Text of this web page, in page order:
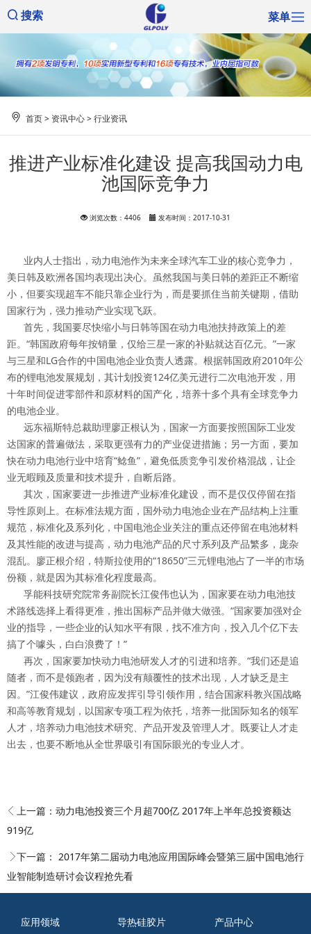
搜索 菜单
首页> 资讯中心>行业资讯
推进产业标准化建设 提高我国动力电
池国际竞争力
浏览次数：4406 发布时间：2017-10-31
业内人士指出，动力电池作为未来全球汽车工业的核心竞争力，
美日韩及欧洲各国均表现出决心。虽然我国与美日韩的差距正不断缩
小，但要实现超车不能只靠企业行为，而是要抓住当前关键期，借助
国家行为，强力推动产业实现飞跃。
首先，我国要尽快缩小与日韩等国在动力电池扶持政策上的差
距。“韩国政府每年按销量，仅给三星一家的补贴就达百亿元。”一家
与三星和LG合作的中国电池企业负责人透露。根据韩国政府2010年公
布的锂电池发展规划，其计划投资124亿美元进行二次电池开发，用
十年时间促进零部件和原材料的国产化，培养十多个具有全球竞争力
的电池企业。
远东福斯特总裁助理廖正根认为，国家一方面要按照国际工业发
达国家的普遍做法，采取更强有力的产业促进措施；另一方面，要加
快在动力电池行业中培育“鲶鱼”，避免低质竞争引发价格混战，让企
业无暇顾及质量和技术提升，自断后路。
其次，国家要进一步推进产业标准化建设，而不是仅仅停留在指
导性原则上。在标准法规方面，国外动力电池企业在产品结构上注重
规范，标准化及系列化，中国电池企业关注的重点还停留在电池材料
及其性能的改进与提高，动力电池产品的尺寸系列及产品繁多，庞杂
混乱。廖正根介绍，特斯拉使用的“18650”三元锂电池占了一半的市场
份额，就是因为其标准化程度最高。
孚能科技研究院常务副院长江俊伟也认为，国家要在动力电池技
术路线选择上看得更准，推出国标产品并做大做强。“国家要加强对企
业的指导，一些企业的认知水平有限，找不准方向，投入几个亿下去
搞了个噱头，白白浪费了！”
再次，国家要加快动力电池研发人才的引进和培养。“我们还是追
随者，而不是领跑者，因为没有颠覆性的技术出现，人才缺乏是主
因。”江俊伟建议，政府应发挥引导引领作用，结合国家科教兴国战略
和高等教育规划，以国家专项工程为依托，培养一批国际知名的领军
人才，培养动力电池技术研究、产品开发及管理人才。既要让人才走
出去，也要不断地从全世界吸引有国际眼光的专业人才。
上一篇： 动力电池投资三个月超700亿 2017年上半年总投资额达
919亿
下一篇： 2017年第二届动力电池应用国际峰会暨第三届中国电池行
业智能制造研讨会议程抢先看
应用领域 导热硅胶片
产品中心